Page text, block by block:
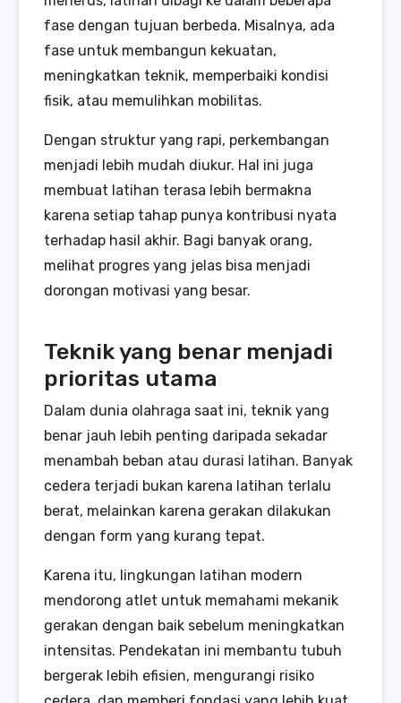
fase dengan tujuan berbeda. Misalnya, ada
fase untuk membangun kekuatan,
meningkatkan teknik, memperbaiki kondisi
fisik, atau memulihkan mobilitas.
Dengan struktur yang rapi, perkembangan
menjadi lebih mudah diukur. Hal ini juga
membuat latihan terasa lebih bermakna
karena setiap tahap punya kontribusi nyata
terhadap hasil akhir. Bagi banyak orang,
melihat progres yang jelas bisa menjadi
dorongan motivasi yang besar.
Teknik yang benar menjadi
prioritas utama
Dalam dunia olahraga saat ini, teknik yang
benar jauh lebih penting daripada sekadar
menambah beban atau durasi latihan. Banyak
cedera terjadi bukan karena latihan terlalu
berat, melainkan karena gerakan dilakukan
dengan form yang kurang tepat.
Karena itu, lingkungan latihan modern
mendorong atlet untuk memahami mekanik
gerakan dengan baik sebelum meningkatkan
intensitas. Pendekatan ini membantu tubuh
bergerak lebih efisien, mengurangi risiko